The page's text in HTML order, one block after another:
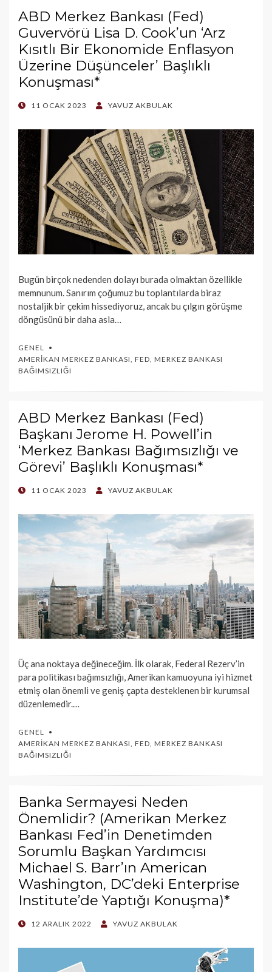
ABD Merkez Bankası (Fed)
Guvervörü Lisa D. Cook’un ‘Arz
Kısıtlı Bir Ekonomide Enflasyon
Üzerine Düşünceler’ Başlıklı
Konuşması*
POSTED
11 OCAK 2023 YAVUZ AKBULAK
Bugün birçok nedenden dolayı burada olmaktan özellikle
memnunum. Sanırım çoğumuz bu toplantılarda biraz
nostaljik bir çekim hissediyoruz, ancak bu çılgın görüşme
döngüsünü bir daha asla…
GENEL
AMERIKAN MERKEZ BANKASI FED MERKEZ BANKASI
BAĞIMSIZLIĞI
ABD Merkez Bankası (Fed)
Başkanı Jerome H. Powell’in
‘Merkez Bankası Bağımsızlığı ve
Görevi’ Başlıklı Konuşması*
POSTED
11 OCAK 2023 YAVUZ AKBULAK
Üç ana noktaya değineceğim. İlk olarak, Federal Rezerv’in
para politikası bağımsızlığı, Amerikan kamuoyuna iyi hizmet
etmiş olan önemli ve geniş çapta desteklenen bir kurumsal
düzenlemedir.…
GENEL
AMERIKAN MERKEZ BANKASI, FED, MERKEZ BANKASI
BAĞIMSIZLIĞI
Banka Sermayesi Neden
Önemlidir? (Amerikan Merkez
Bankası Fed’in Denetimden
Sorumlu Başkan Yardımcısı
Michael S. Barr’ın American
Washington, DC’deki Enterprise
Institute’de Yaptığı Konuşma)*
POSTED
12 ARALIK 2022 YAVUZ AKBULAK